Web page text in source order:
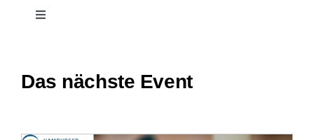
Toggle
Das nächste Event